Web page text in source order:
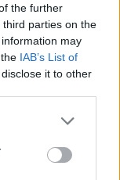
the further
parties on the
may
IAB’s List of
it to other